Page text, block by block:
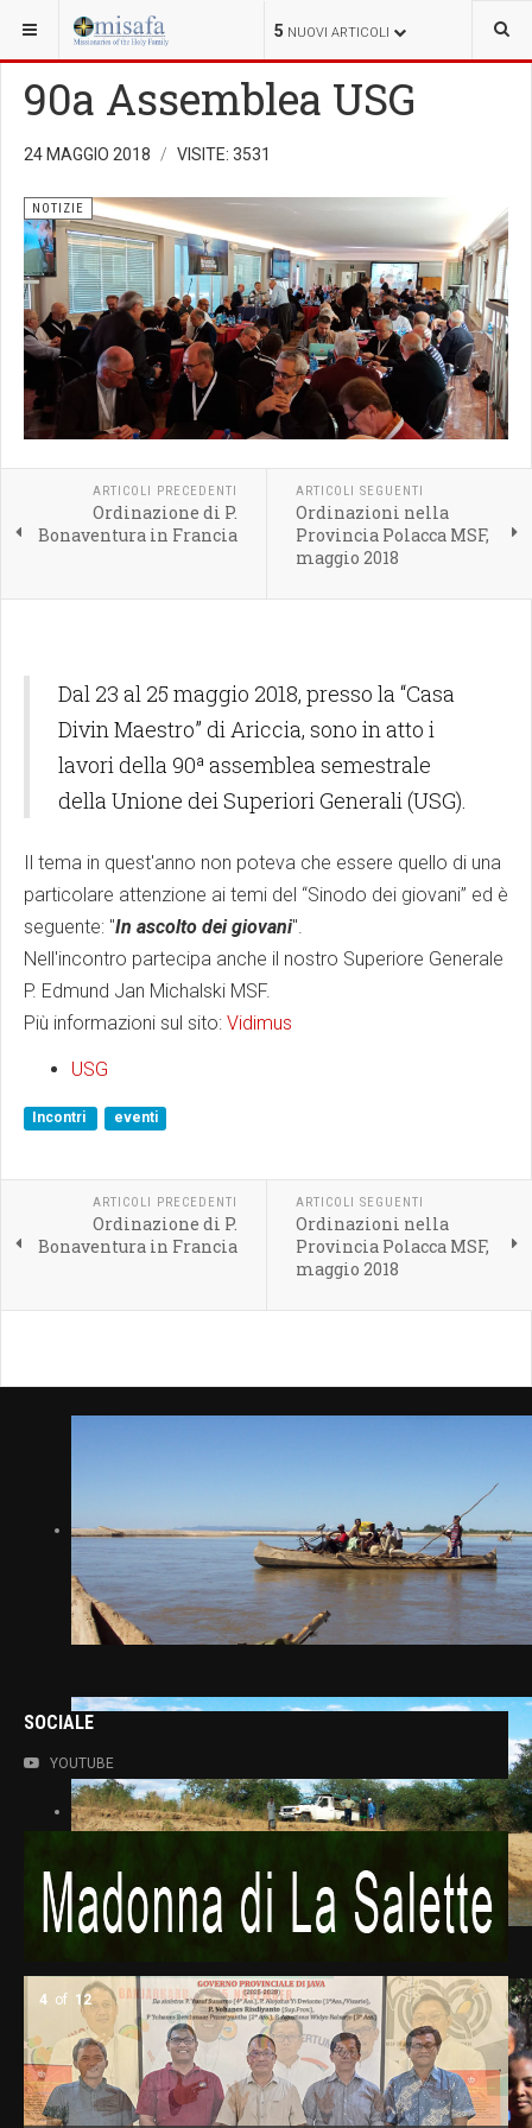
5 NUOVI ARTICOLI
SEI QUI:
90a Assemblea USG
24 MAGGIO 2018 VISITE: 3531
NOTIZIE
ARTICOLI PRECEDENTI
Ordinazione di P.
Bonaventura in Francia
ARTICOLI SEGUENTI
Ordinazioni nella
Provincia Polacca MSF,
maggio 2018
Dal 23 al 25 maggio 2018, presso la “Casa
Divin Maestro” di Ariccia, sono in atto i
lavori della 90ª assemblea semestrale
della Unione dei Superiori Generali (USG).
Il tema in quest'anno non poteva che essere quello di una
particolare attenzione ai temi del “Sinodo dei giovani” ed è
seguente: "In ascolto dei giovani".
Nell'incontro partecipa anche il nostro Superiore Generale
P. Edmund Jan Michalski MSF.
Più informazioni sul sito: Vidimus
USG
Incontri eventi
ARTICOLI PRECEDENTI
Ordinazione di P.
Bonaventura in Francia
ARTICOLI SEGUENTI
Ordinazioni nella
Provincia Polacca MSF,
maggio 2018
SOCIALE
YOUTUBE
5 of 12